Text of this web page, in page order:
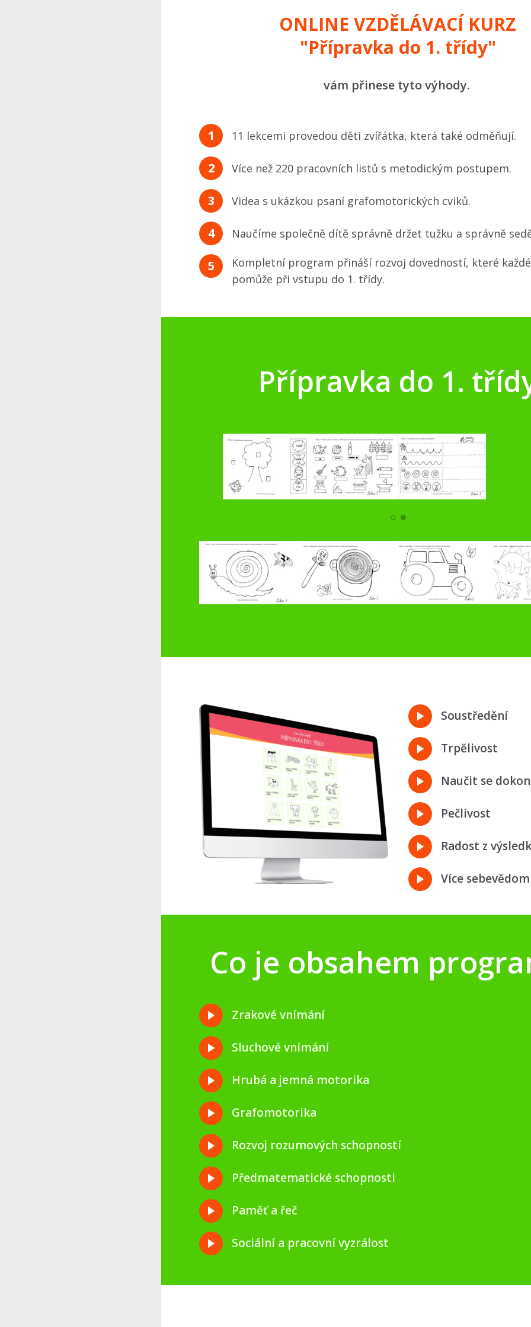
ONLINE VZDĚLÁVACÍ KURZ
"Přípravka do 1. třídy"
vám přinese tyto výhody.
1 11 lekcemi provedou děti zvířátka, která také odměňují.
2 Více než 220 pracovních listů s metodickým postupem.
3 Videa s ukázkou psaní grafomotorických cviků.
4 Naučíme společně dítě správně držet tužku a správně
5
Kompletní program přináší rozvoj dovedností, které
pomůže při vstupu do 1. třídy.
Přípravka do 1.
Soustředění
Trpělivost
Naučit se
Pečlivost
Radost z
Více
Co je obsahem
Zrakové vnímání
Sluchové vnímání
Hrubá a jemná motorika
Grafomotorika
Rozvoj rozumových schopností
Předmatematické schopnosti
Paměť a řeč
Sociální a pracovní vyzrálost